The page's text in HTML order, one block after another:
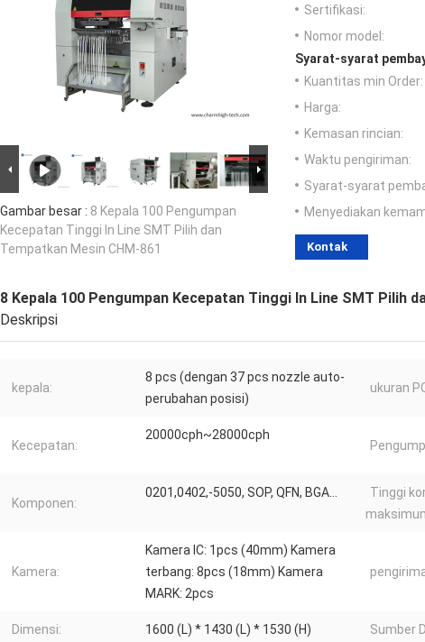
Gambar besar : 8 Kepala 100 Pengumpan
Kecepatan Tinggi In Line SMT Pilih dan
Tempatkan Mesin CHM-861
Sertifikasi:
Nomor model:
Syarat-syarat
Kuantitas min Order:
Harga:
Kemasan rincian:
Waktu pengiriman:
Syarat-syarat
Menyediakan
Kontak
8 Kepala 100 Pengumpan Kecepatan Tinggi In Line SMT Pilih
Deskripsi
kepala:
8 pcs (dengan 37 pcs nozzle auto-
perubahan posisi)
ukuran
Kecepatan:
20000cph~28000cph
Komponen:
0201,0402,-5050, SOP, QFN, BGA...
Tinggi
Kamera:
Kamera IC: 1pcs (40mm) Kamera
terbang: 8pcs (18mm) Kamera
MARK: 2pcs
Dimensi: 1600 (L) * 1430 (L) * 1530 (H) Sumber